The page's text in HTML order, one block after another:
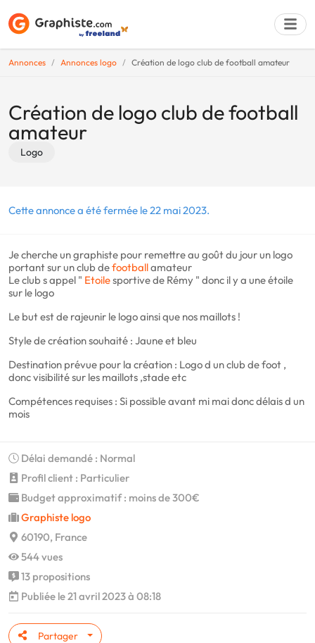
Annonces Annonces logo Création de logo club de football amateur
Création de logo club de football
amateur
Logo
Cette annonce a été fermée le 22 mai 2023.
Je cherche un graphiste pour remettre au goût du jour un logo
portant sur un club defootballamateur
Le club s appel " Etoilesportive de Rémy " donc il y a une étoile
sur le logo
Le but est de rajeunir le logo ainsi que nos maillots !
Style de création souhaité : Jaune et bleu
Destination prévue pour la création : Logo d un club de foot ,
donc visibilité sur les maillots ,stade etc
Compétences requises : Si possible avant mi mai donc délais d un
mois
Délai demandé : Normal
Profil client : Particulier
Budget approximatif : moins de 300€
Graphiste logo
60190, France
544 vues
13 propositions
Publiée le 21 avril 2023 à 08:18
Partager